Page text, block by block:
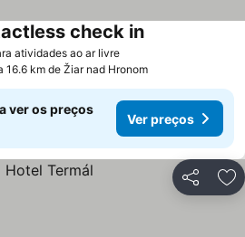
atividades ao ar livreVer preços
check inVer preços
16.6 km de Žiar nad Hronom
ver os preços
Ver preços
Partilhar